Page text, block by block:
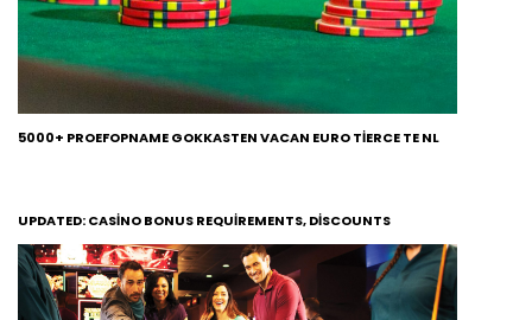
5000+ PROEFOPNAME GOKKASTEN VACAN EURO TIERCE TE NL
UPDATED: CASINO BONUS REQUIREMENTS, DISCOUNTS